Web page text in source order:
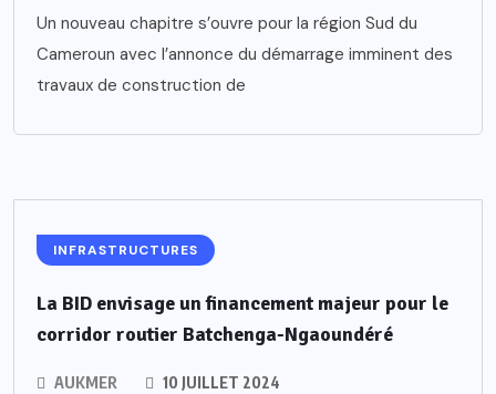
Un nouveau chapitre s’ouvre pour la région Sud du
Cameroun avec l’annonce du démarrage imminent des
travaux de construction de
INFRASTRUCTURES
La BID envisage un financement majeur pour le
corridor routier Batchenga-Ngaoundéré
AUKMER 10 JUILLET 2024